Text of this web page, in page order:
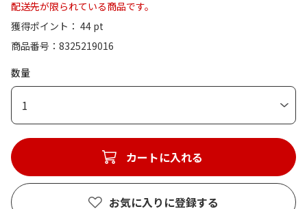
配送先が限られている商品です。
獲得ポイント： 44 pt
商品番号
8325219016
数量
1
カートに入れる
お気に入りに登録する